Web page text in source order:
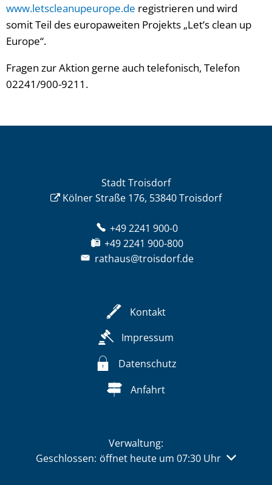
www.letscleanupeurope.de registrieren und wird
somit Teil des europaweiten Projekts „Let’s clean up
Europe“.
Fragen zur Aktion gerne auch telefonisch, Telefon
02241/900-9211.
Stadt Troisdorf
Kölner Straße 176, 53840 Troisdorf
+49 2241 900-0
+49 2241 900-800
rathaus@troisdorf.de
Kontakt
Impressum
Datenschutz
Anfahrt
Verwaltung:
Klicken, um weitere Öffnungs- oder Schließzeiten
Geschlossen: öffnet heute um 07:30 Uhr